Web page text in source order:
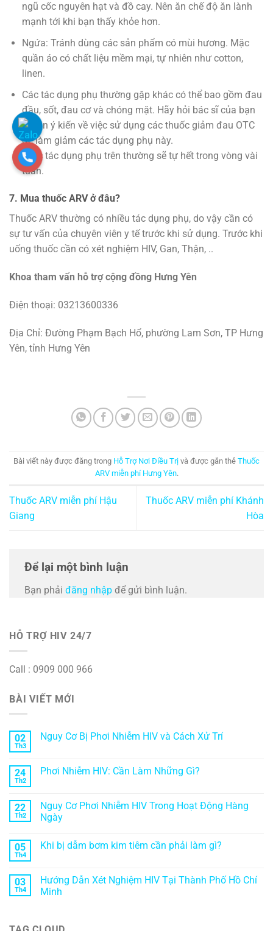
ngũ cốc nguyên hạt và đồ cay. Nên ăn chế độ ăn lành
mạnh tới khi bạn thấy khỏe hơn.
Ngứa: Tránh dùng các sản phẩm có mùi hương. Mặc
quần áo có chất liệu mềm mại, tự nhiên như cotton,
linen.
Các tác dụng phụ thường gặp khác có thể bao gồm đau
đầu, sốt, đau cơ và chóng mặt. Hãy hỏi bác sĩ của bạn
để xin ý kiến về việc sử dụng các thuốc giảm đau OTC
để làm giảm các tác dụng phụ này.
*Các tác dụng phụ trên thường sẽ tự hết trong vòng vài
tuần.
7. Mua thuốc ARV ở đâu?
Thuốc ARV thường có nhiều tác dụng phụ, do vậy cần có
sự tư vấn của chuyên viên y tế trước khi sử dụng. Trước khi
uống thuốc cần có xét nghiệm HIV, Gan, Thận, ..
Khoa tham vấn hỗ trợ cộng đồng Hưng Yên
Điện thoại: 03213600336
Địa Chỉ: Đường Phạm Bạch Hổ, phường Lam Sơn, TP Hưng
Yên, tỉnh Hưng Yên
Bài viết này được đăng trong Hỗ Trợ Nơi Điều Trị và được gắn thẻ Thuốc
ARV miễn phí Hưng Yên.
Thuốc ARV miễn phí Hậu
Giang
Thuốc ARV miễn phí Khánh
Hòa
Để lại một bình luận
Bạn phải đăng nhập để gửi bình luận.
HỖ TRỢ HIV 24/7
Call : 0909 000 966
BÀI VIẾT MỚI
02
Th3
Nguy Cơ Bị Phơi Nhiễm HIV và Cách Xử Trí
24
Th2
Phơi Nhiễm HIV: Cần Làm Những Gì?
22
Th2
Nguy Cơ Phơi Nhiễm HIV Trong Hoạt Động Hàng
Ngày
05
Th4
Khi bị dẫm bơm kim tiêm cần phải làm gì?
03
Th4
Hướng Dẫn Xét Nghiệm HIV Tại Thành Phố Hồ Chí
Minh